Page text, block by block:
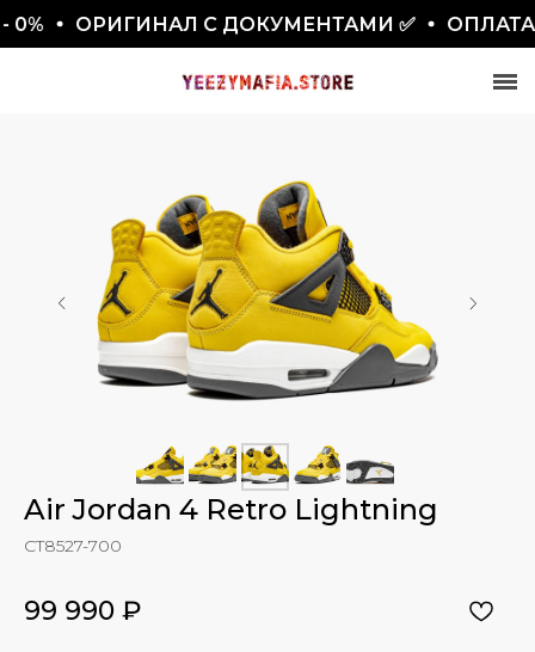
ОРИГИНАЛ С ДОКУМЕНТАМИ ✅ ОПЛАТА
СКИДКА 7777₽ПО ПРОМОКОДУ BLACKFRIDAY
Air Jordan 4 Retro Lightning
CT8527-700
99 990 ₽